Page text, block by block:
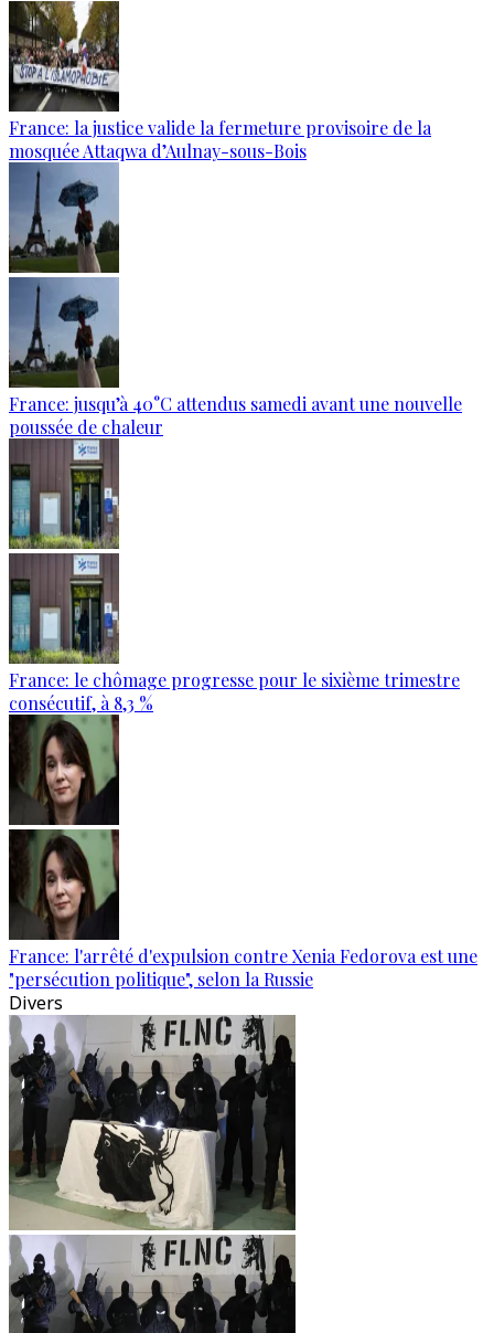
France: la justice valide la fermeture provisoire de la
mosquée Attaqwa d’Aulnay-sous-Bois
France: jusqu’à 40°C attendus samedi avant une nouvelle
poussée de chaleur
France: le chômage progresse pour le sixième trimestre
consécutif, à 8,3 %
France: l'arrêté d'expulsion contre Xenia Fedorova est une
"persécution politique", selon la Russie
Divers